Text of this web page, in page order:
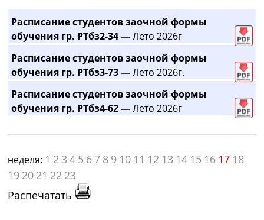
Расписание студентов заочной формы
обучения гр. РТбз2-34 —Лето 2026г
Расписание студентов заочной формы
обучения гр. РТбз3-73 —Лето 2026г.
Расписание студентов заочной формы
обучения гр. РТбз4-62 —Лето 2026г
неделя: 1 2 3 4 5 6 7 8 9 10 11 12 13 14 15 16 17 18
19 20 21 22 23
Распечатать